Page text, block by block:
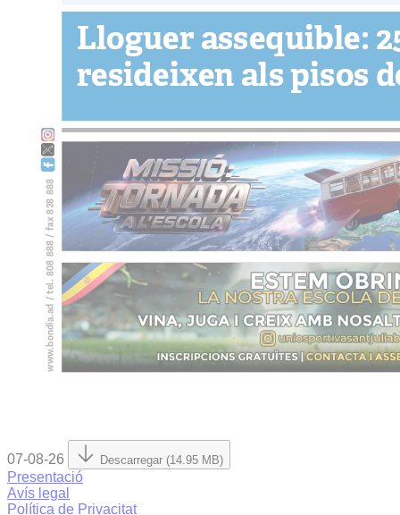
07-08-26 Descarregar (14.95 MB)
Presentació
Avís legal
Política de Privacitat